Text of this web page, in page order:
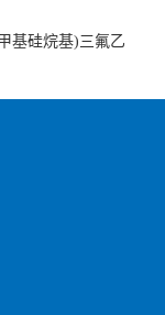
基硅烷基)三氟乙